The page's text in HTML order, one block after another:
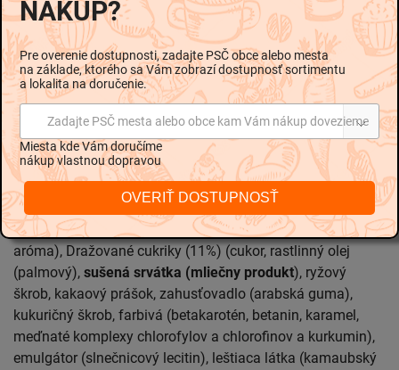
Zloženie
Sušienka (34%) (pšeničná múka (obsahujeglutén),
rastlinný olej (palmový), cukor, fruktózový sirup, kypriace
látky (hydrogénuhličitan amónny, difosforečnan disodný,
hydrogénuhličitan sodný), plnotučnésušené mlieko,jedlá
soľ, emulgátor (slnečnicový lecitín)), Mliečna čokoláda
(33%) (cukor, kakaové maslo, sušená srvátka (mliečny
produkt), plnotučné sušené mlieko, kakaová hmota,
emulgátor (fosfatid amónny), aróma), Mliečny krém (22%)
(cukor, rastlinný olej (palmový),
plnotučné mlieko(%7), emulgátor (slnečnicový lecitín),
aróma), Dražované cukriky (11%) (cukor, rastlinný olej
(palmový), sušená srvátka (mliečny produkt), ryžový
škrob, kakaový prášok, zahusťovadlo (arabská guma),
kukuričný škrob, farbivá (betakarotén, betanin, karamel,
meďnaté komplexy chlorofylov a chlorofinov a kurkumin),
emulgátor (slnečnicový lecitin), leštiaca látka (kamaubský
NÁKUP?
Pre overenie dostupnosti, zadajte PSČ obce alebo mesta
na základe, ktorého sa Vám zobrazí dostupnosť sortimentu
a lokalita na doručenie.
Zadajte PSČ mesta alebo obce kam Vám nákup dovezieme
Miesta kde Vám doručíme
nákup vlastnou dopravou
OVERIŤ DOSTUPNOSŤ